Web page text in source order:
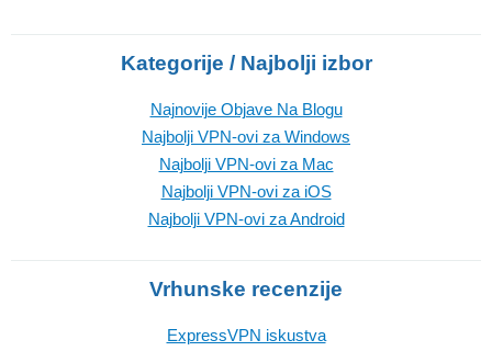
Kategorije / Najbolji izbor
Najnovije Objave Na Blogu
Najbolji VPN-ovi za Windows
Najbolji VPN-ovi za Mac
Najbolji VPN-ovi za iOS
Najbolji VPN-ovi za Android
Vrhunske recenzije
ExpressVPN iskustva